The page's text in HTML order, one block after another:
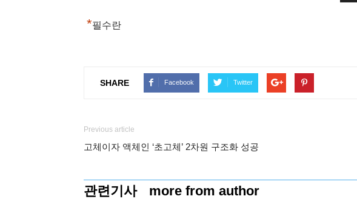
*필수란
SHARE Facebook Twitter
Previous article
고체이자 액체인 ‘초고체’ 2차원 구조화 성공
관련기사 more from author